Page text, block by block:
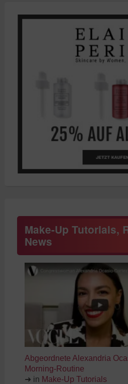
Make-Up Tutorials,
News
Abgeordnete Alexandria
Morning-Routine
➜ in Make-Up Tutorials